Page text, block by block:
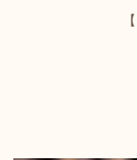
【